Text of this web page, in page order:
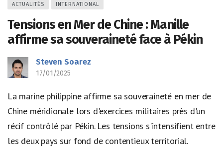
ACTUALITÉS INTERNATIONAL
Tensions en Mer de Chine : Manille
affirme sa souveraineté face à Pékin
Steven Soarez
17/01/2025
La marine philippine affirme sa souveraineté en mer de
Chine méridionale lors d'exercices militaires près d'un
récif contrôlé par Pékin. Les tensions s'intensifient entre
les deux pays sur fond de contentieux territorial.